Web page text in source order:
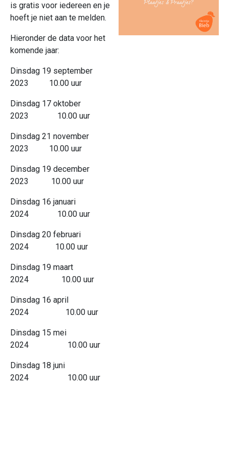
is gratis voor iedereen en je
hoeft je niet aan te melden.
Hieronder de data voor het
komende jaar:
Dinsdag 19 september
2023 10.00 uur
Dinsdag 17 oktober
2023 10.00 uur
Dinsdag 21 november
2023 10.00 uur
Dinsdag 19 december
2023 10.00 uur
Dinsdag 16 januari
2024 10.00 uur
Dinsdag 20 februari
2024 10.00 uur
Dinsdag 19 maart
2024 10.00 uur
Dinsdag 16 april
2024 10.00 uur
Dinsdag 15 mei
2024 10.00 uur
Dinsdag 18 juni
2024 10.00 uur